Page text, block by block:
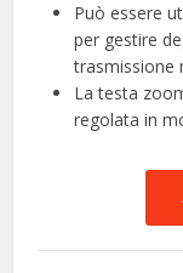
Può essere
per gestire
trasmissione
La testa
regolata in